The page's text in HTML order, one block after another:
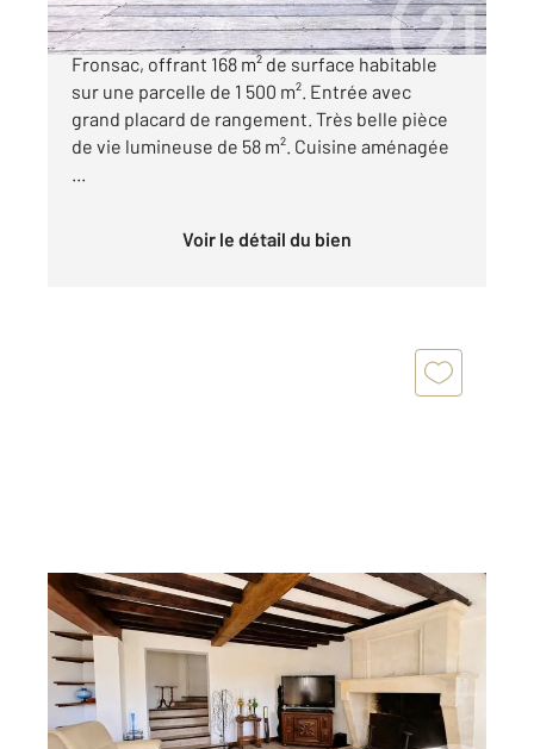
Maison 6 pièces sans travaux à La Lande de
Fronsac, offrant 168 m² de surface habitable
sur une parcelle de 1 500 m². Entrée avec
grand placard de rangement. Très belle pièce
de vie lumineuse de 58 m². Cuisine aménagée
...
Voir le détail du bien
ST ANDRE DE CUBZAC 33
260 m2, 7 pièces
Ref : 722
Maison à vendre
417 000 €